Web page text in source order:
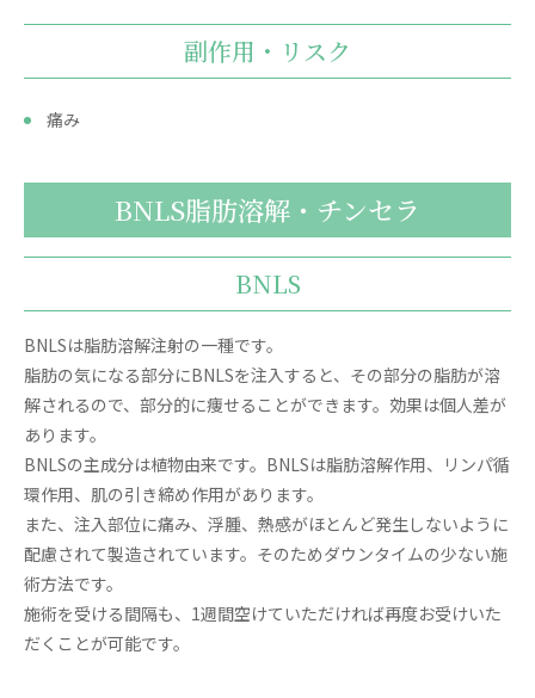
副作用・リスク
痛み
BNLS脂肪溶解・チンセラ
BNLS
BNLSは脂肪溶解注射の一種です。
脂肪の気になる部分にBNLSを注入すると、その部分の脂肪が溶
解されるので、部分的に痩せることができます。効果は個人差が
あります。
BNLSの主成分は植物由来です。BNLSは脂肪溶解作用、リンパ循
環作用、肌の引き締め作用があります。
また、注入部位に痛み、浮腫、熱感がほとんど発生しないように
配慮されて製造されています。そのためダウンタイムの少ない施
術方法です。
施術を受ける間隔も、1週間空けていただければ再度お受けいた
だくことが可能です。